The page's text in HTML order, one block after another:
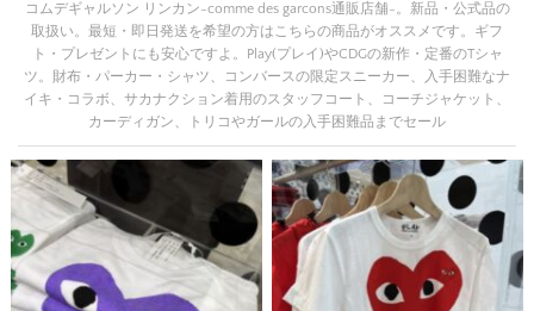
コムデギャルソン リンカン-comme des garcons通販店舗-。新品・公式品の
取扱い。最短・即日発送を希望の方はこちらの商品がオススメです。ギフ
ト・プレゼントにも安心ですよ。Play(プレイ)やCDGの新作・定番のTシャ
ツ。財布・パーカー・シャツ、コンバースの限定スニーカー、入手困難なナ
イキ・コラボ、サカナクション着用のスタッフコート、コーチジャケット、
カーディガン、トリコやガールの入手困難品までセール